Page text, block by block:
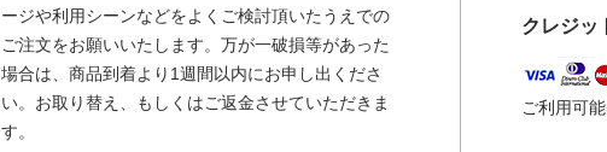
ージや利用シーンなどをよくご検討頂いたうえでの
ご注文をお願いいたします。万が一破損等があった
場合は、商品到着より1週間以内にお申し出くださ
い。お取り替え、もしくはご返金させていただきま
す。
クレジッ
ご利用可